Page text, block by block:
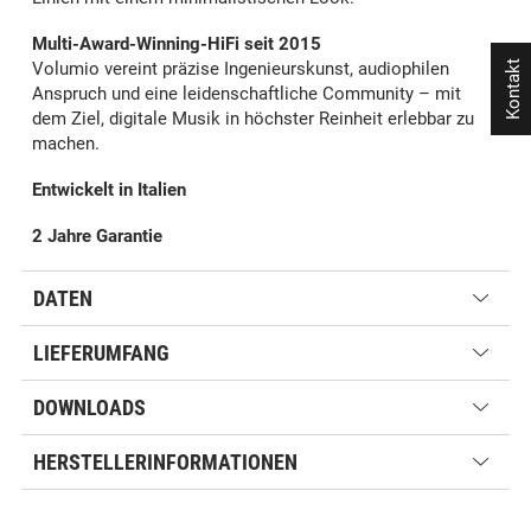
Multi-Award-Winning-HiFi seit 2015
Volumio vereint präzise Ingenieurskunst, audiophilen
Anspruch und eine leidenschaftliche Community – mit
dem Ziel, digitale Musik in höchster Reinheit erlebbar zu
machen.
Entwickelt in Italien
2 Jahre Garantie
DATEN
LIEFERUMFANG
DOWNLOADS
HERSTELLERINFORMATIONEN
Kontakt